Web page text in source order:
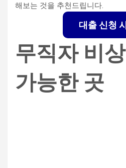
해보는 것을 추천드립니다.
대출 신청
무직자 비
가능한 곳